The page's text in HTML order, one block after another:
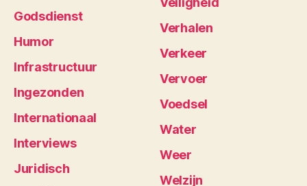
Godsdienst
Humor
Infrastructuur
Ingezonden
Internationaal
Interviews
Juridisch
Verhalen
Verkeer
Vervoer
Voedsel
Water
Weer
Welzijn